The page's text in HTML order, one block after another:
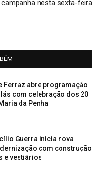
campanha nesta sexta-feira
Ferraz abre programação
com celebração dos 20
da Penha
Guerra inicia nova
com construção
e vestiários